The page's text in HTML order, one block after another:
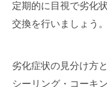
定期的に目視で劣化
交換を行いましょう。
劣化症状の見分け方
シーリング・コーキ